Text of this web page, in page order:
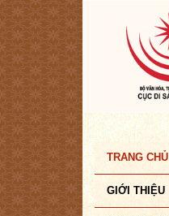
TRANG CHỦ
GIỚI THIỆU